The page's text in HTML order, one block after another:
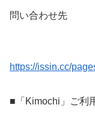
問い合わせ
https://issin.cc/
■「Kimochi」ご利